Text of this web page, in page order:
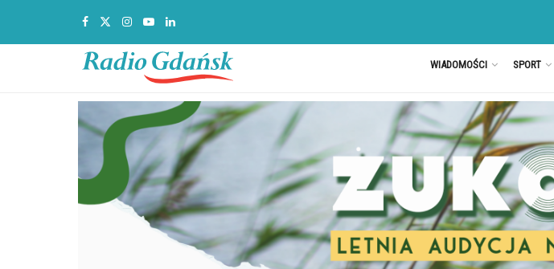
WIADOMOŚCI SPORT